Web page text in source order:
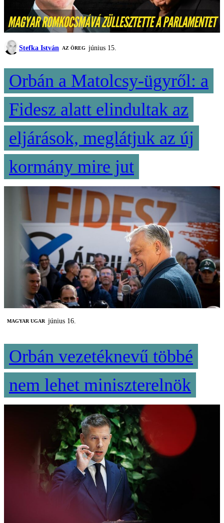
Stefka István AZ ÖREG június 15.
Orbán a Matolcsy-ügyről: a
Fidesz alatt elindultak az
eljárások, meglátjuk az új
kormány mire jut
MAGYAR UGAR június 16.
Orbán vezetéknevű többé
nem lehet miniszterelnök